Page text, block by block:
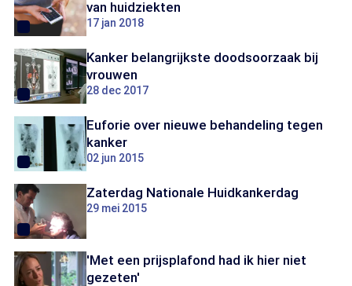
van huidziekten
17 jan 2018
Kanker belangrijkste doodsoorzaak bij
vrouwen
28 dec 2017
Euforie over nieuwe behandeling tegen
kanker
02 jun 2015
Zaterdag Nationale Huidkankerdag
29 mei 2015
'Met een prijsplafond had ik hier niet
gezeten'